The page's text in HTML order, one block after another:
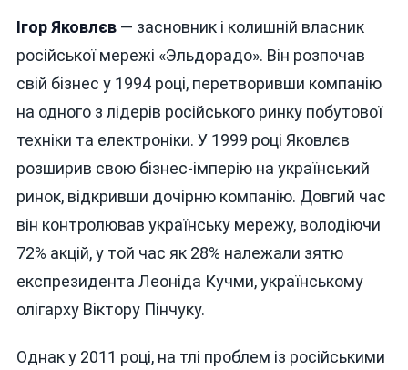
Ігор Яковлєв— засновник і колишній власник
російської мережі «Эльдорадо». Він розпочав
свій бізнес у 1994 році, перетворивши компанію
на одного з лідерів російського ринку побутової
техніки та електроніки. У 1999 році Яковлєв
розширив свою бізнес-імперію на український
ринок, відкривши дочірню компанію. Довгий час
він контролював українську мережу, володіючи
72% акцій, у той час як 28% належали зятю
експрезидента Леоніда Кучми, українському
олігарху Віктору Пінчуку.
Однак у 2011 році, на тлі проблем із російськими